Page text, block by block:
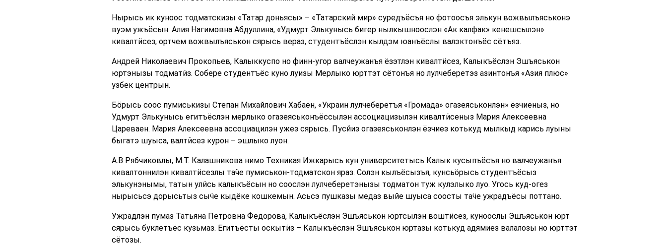
Нырысь ик куноос тодматскизы «Татар доньясы» – «Татарский мир» суредъёсъя но фотоосъя элькун вожвылъяськонэ
вуэм ужъёсын. Алия Нагимовна Абдуллина, «Удмурт Элькунысь бигер нылкышноослэн «Ак калфак» кенешсылэн»
кивалтӥсез, ортчем вожвылъяськон сярысь вераз, студентъёслэн кылдэм юанъёслы валэктонъёс сётъяз.
Андрей Николаевич Прокопьев, Калыккуспо но финн-угор валчеужанъя ёзэтлэн кивалтӥсез, Калыкъёслэн Эшъяськон
юртэнызы тодматӥз. Собере студентъёс куно луизы Мерлыко юрттэт сётонъя но лулчеберетэз азинтонъя «Азия плюс»
узбек центрын.
Бӧрысь соос пумиськизы Степан Михайлович Хабаен, «Украин лулчеберетъя «Громада» огазеяськонлэн» ёзчиеныз, но
Удмурт Элькунысь егитъёслэн мерлыко огазеяськонъёссылэн ассоциацизылэн кивалтӥсеныз Мария Алексеевна
Цареваен. Мария Алексеевна ассоциацилэн ужез сярысь. Пусйиз огазеяськонлэн ёзчиез котькуд мылкыд карись луыны
быгатэ шуыса, валтӥсез курон – эшлыко луон.
А.В Рябчиковлы, М.Т. Калашникова нимо Техникая Ижкарысь кун университетысь Калык кусыпъёсъя но валчеужанъя
кивалтоннилэн кивалтӥсезлы таӵе пумиськон-тодматскон яраз. Солэн кылъёсызъя, кунсьӧрысь студентъёсыз
элькунэнымы, татын улӥсь калыкъёсын но соослэн лулчеберетэнызы тодматон туж кулэлыко луо. Угось куд-огез
нырысьсэ дорысьтыз сыӵе кыдёке кошкемын. Асьсэ пушказы медаз выйе шуыса соосты таӵе ужрадъёсы поттано.
Ужрадлэн пумаз Татьяна Петровна Федорова, Калыкъёслэн Эшъяськон юртсылэн воштӥсез, куноослы Эшъяськон юрт
сярысь буклетъёс кузьмаз. Егитъёсты оскытӥз – Калыкъёслэн Эшъяськон юртазы котькуд адямиез валалозы но юрттэт
сётозы.